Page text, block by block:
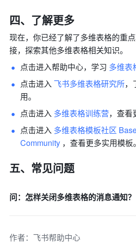
四、了解更多
现在，你已经了解了多维表格的重
接，探索其他多维表格相关知识。
点击进入帮助中心，学习 多维表
点击进入 飞书多维表格研究所，
用。
点击进入 多维表格训练营，查看
点击进入 多维表格模板社区
Community ，查看更多实用模板。
五、 常见问题
问：怎样关闭多维表格的消息通知？
作者： 飞书帮助中心